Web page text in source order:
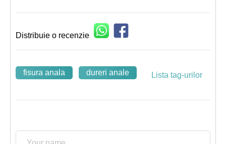
Distribuie o recenzie
fisura anala dureri anale Lista tag-urilor